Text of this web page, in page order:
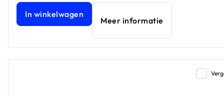
Kabelafdekking voor Meural Canvas IIhuidige prijs € 39,99
In winkelwagen
Meer informatie